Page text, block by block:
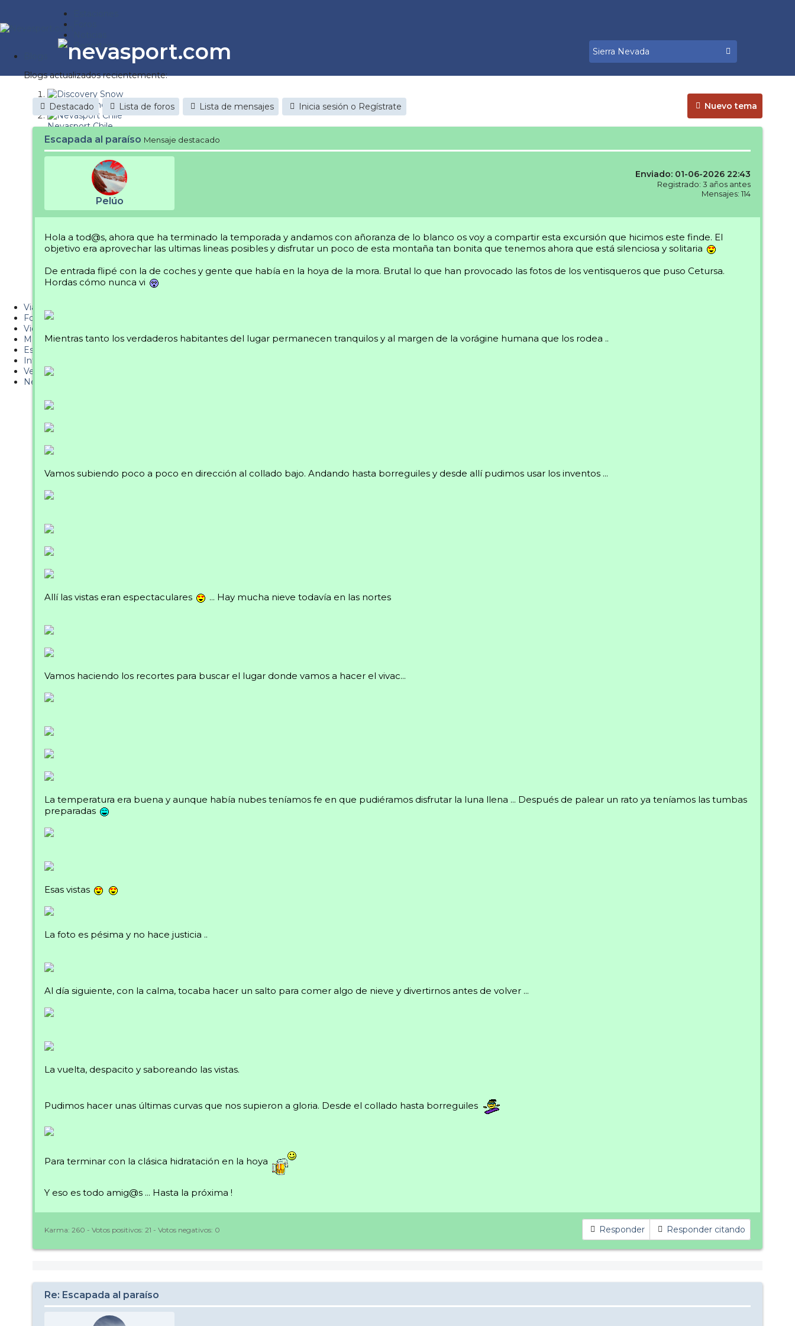
Reportajes
Blogs actualizados recientemente:
Discovery Snow
Nevasport Chile
Esquiaryviajar.com
nevasport blog
It's a powder da
Diario de un friki
Revista NIX
Metiendo Cantos
Viajes
Fotos
Videos
Material
Esquí Pro
Infonieve
Verano
Nevalog
Nuevo tema
Destacado Lista de foros Lista de mensajes Inicia sesión o Regístrate
Escapada al paraíso Mensaje destacado
Pelúo
Enviado: 01-06-2026 22:43
Registrado: 3 años antes
Mensajes: 114
Hola a tod@s, ahora que ha terminado la temporada y andamos con añoranza de lo blanco os voy a compartir esta excursión que hicimos este finde. El
objetivo era aprovechar las ultimas lineas posibles y disfrutar un poco de esta montaña tan bonita que tenemos ahora que está silenciosa y solitaria
De entrada flipé con la de coches y gente que había en la hoya de la mora. Brutal lo que han provocado las fotos de los ventisqueros que puso Cetursa.
Hordas cómo nunca vi
Mientras tanto los verdaderos habitantes del lugar permanecen tranquilos y al margen de la vorágine humana que los rodea ..
Vamos subiendo poco a poco en dirección al collado bajo. Andando hasta borreguiles y desde allí pudimos usar los inventos ...
Allí las vistas eran espectaculares ... Hay mucha nieve todavía en las nortes
Vamos haciendo los recortes para buscar el lugar donde vamos a hacer el vivac...
La temperatura era buena y aunque había nubes teníamos fe en que pudiéramos disfrutar la luna llena ... Después de palear un rato ya teníamos las tumbas
preparadas
Esas vistas
La foto es pésima y no hace justicia ..
Al día siguiente, con la calma, tocaba hacer un salto para comer algo de nieve y divertirnos antes de volver ...
La vuelta, despacito y saboreando las vistas.
Pudimos hacer unas últimas curvas que nos supieron a gloria. Desde el collado hasta borreguiles
Para terminar con la clásica hidratación en la hoya
Y eso es todo amig@s ... Hasta la próxima !
Responder Responder citando
Karma: 260 - Votos positivos: 21 - Votos negativos: 0
Re: Escapada al paraíso